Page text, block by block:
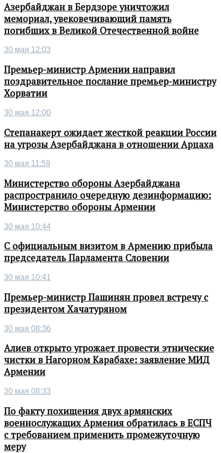
Азербайджан в Бердзоре уничтожил
мемориал, увековечивающий память
погибших в Великой Отечественной войне
30 мая 12:03
Премьер-министр Армении направил
поздравительное послание премьер-министру
Хорватии
30 мая 12:00
Степанакерт ожидает жесткой реакции России
на угрозы Азербайджана в отношении Арцаха
30 мая 11:59
Министерство обороны Азербайджана
распространило очередную дезинформацию:
Министерство обороны Армении
30 мая 10:44
С официальным визитом в Армению прибыла
председатель Парламента Словении
30 мая 10:41
Премьер-министр Пашинян провел встречу с
президентом Хачатуряном
30 мая 08:36
Алиев открыто угрожает провести этнические
чистки в Нагорном Карабахе: заявление МИД
Армении
30 мая 08:33
По факту похищения двух армянских
военнослужащих Армения обратилась в ЕСПЧ
с требованием применить промежуточную
меру